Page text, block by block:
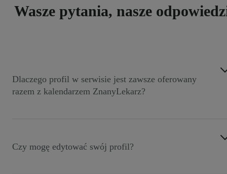
Wasze pytania, nasze
Dlaczego profil w serwisie jest zawsze oferowany
razem z kalendarzem ZnanyLekarz?
większej liczby pacjentów, najpierw zadbaj o dobre opinie
i pozytywny odbiór swojego gabinetu wśród pacjentów.
Czy mogę edytować swój profil?